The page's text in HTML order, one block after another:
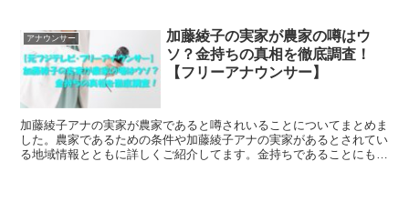
アナウンサー
加藤綾子の実家が農家の噂はウ
ソ？金持ちの真相を徹底調査！
【フリーアナウンサー】
加藤綾子アナの実家が農家であると噂されいることについてまとめま
した。農家であるための条件や加藤綾子アナの実家があるとされてい
る地域情報とともに詳しくご紹介してます。金持ちであることにも触